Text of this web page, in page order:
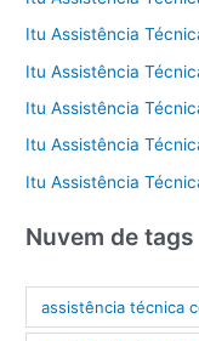
Itu Assistência
Itu Assistência
Itu Assistência
Itu Assistência
Itu Assistência
Nuvem de tags
assistência técnica